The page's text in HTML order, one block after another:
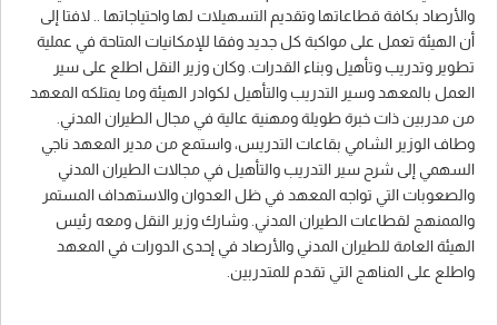
والأرصاد بكافة قطاعاتها وتقديم التسهيلات لها واحتياجاتها .. لافتا إلى
أن الهيئة تعمل على مواكبة كل جديد وفقا للإمكانيات المتاحة في عملية
تطوير وتدريب وتأهيل وبناء القدرات. وكان وزير النقل اطلع على سير
العمل بالمعهد وسير التدريب والتأهيل لكوادر الهيئة وما يمتلكه المعهد
من مدربين ذات خبرة طويلة ومهنية عالية في مجال الطيران المدني.
وطاف الوزير الشامي بقاعات التدريس، واستمع من مدير المعهد ناجي
السهمي إلى شرح سير التدريب والتأهيل في مجالات الطيران المدني
والصعوبات التي تواجه المعهد في ظل العدوان والاستهداف المستمر
والممنهج لقطاعات الطيران المدني. وشارك وزير النقل ومعه رئيس
الهيئة العامة للطيران المدني والأرصاد في إحدى الدورات في المعهد
واطلع على المناهج التي تقدم للمتدربين.